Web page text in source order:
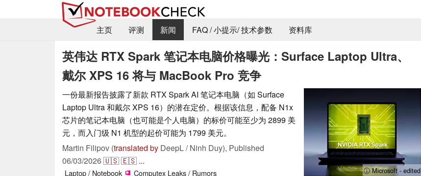
主页
评测 新闻 FAQ / 小提示/ 技术参数 资料库
英伟达 RTX Spark 笔记本电脑价格曝光：Surface Laptop Ultra、
戴尔 XPS 16 将与 MacBook Pro 竞争
ⓘ Microsoft - edited
一份最新报告披露了新款 RTX Spark AI 笔记本电脑（如 Surface
Laptop Ultra 和戴尔 XPS 16）的潜在定价。根据该信息，配备 N1x
芯片的笔记本电脑（也可能是个人电脑）的标价可能至少为 2899 美
元，而入门级 N1 机型的起价可能为 1799 美元。
Martin Filipov (translated by DeepL / Ninh Duy), Published
06/03/2026🇺🇸🇪🇸 ...
Laptop / Notebook Computex Leaks / Rumors